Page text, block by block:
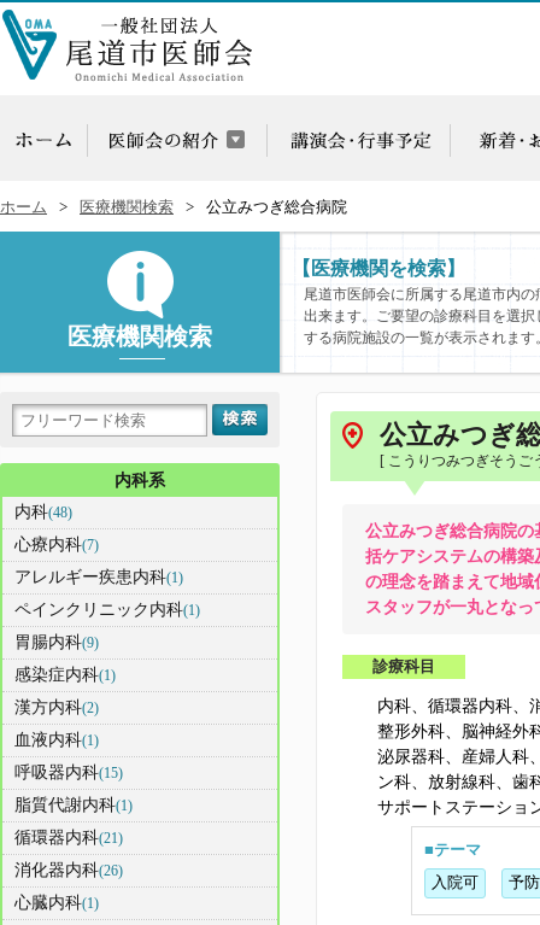
ホーム 医療機関検索 公立みつぎ総合病院
医療機関検索
【医療機関を検索】
尾道市医師会に所属する尾道市内
出来ます。ご要望の診療科目を選
する病院施設の一覧が表示されます
公立みつぎ
[ こうりつみつぎそうご
公立みつぎ総合病院
括ケアシステムの構
の理念を踏まえて地
スタッフが一丸とな
診療科目
内科、循環器内科、
整形外科、脳神経外
泌尿器科、産婦人科
ン科、放射線科、歯
サポートステーショ
■テーマ
入院可
予
内科系
内科(48)
心療内科(7)
アレルギー疾患内科(1)
ペインクリニック内科(1)
胃腸内科(9)
感染症内科(1)
漢方内科(2)
血液内科(1)
呼吸器内科(15)
脂質代謝内科(1)
循環器内科(21)
消化器内科(26)
心臓内科(1)